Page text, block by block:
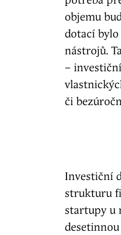
objemu
dotací
nástrojů.
–
či
Investiční
strukturu
startupy u